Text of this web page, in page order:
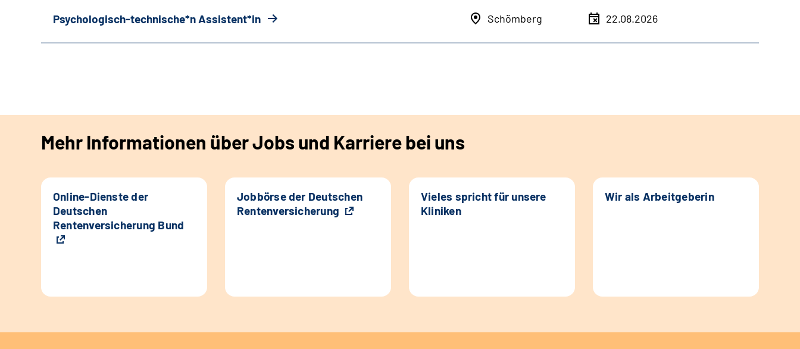
Psychologisch-technische*n Assistent*in Schömberg 22.08.2026
Mehr Informationen über Jobs und Karriere bei uns
Online-Dienste der
Deutschen
Rentenversicherung Bund
Jobbörse der Deutschen
Rentenversicherung
Vieles spricht für unsere
Kliniken
Wir als Arbeitgeberin